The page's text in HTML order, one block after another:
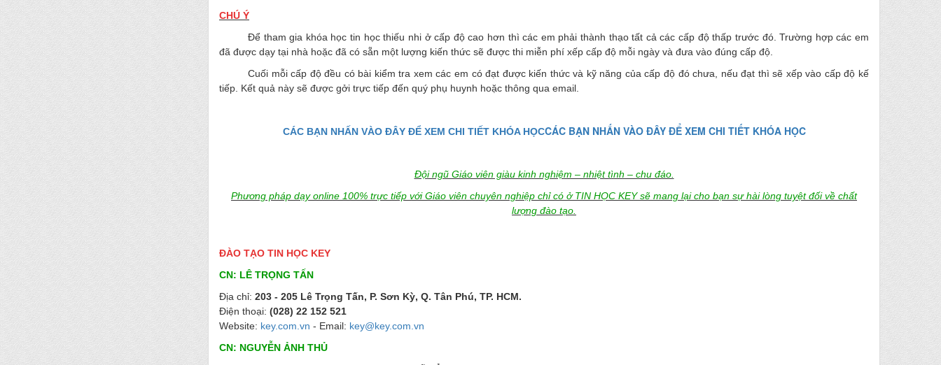
CHÚ Ý
Để tham gia khóa học tin học thiếu nhi ở cấp độ cao hơn thì các em phải thành thạo tất cả các cấp độ thấp trước đó. Trường hợp các em
đã được dạy tại nhà hoặc đã có sẵn một lượng kiến thức sẽ được thi miễn phí xếp cấp độ mỗi ngày và đưa vào đúng cấp độ.
Cuối mỗi cấp độ đều có bài kiểm tra xem các em có đạt được kiến thức và kỹ năng của cấp độ đó chưa, nếu đạt thì sẽ xếp vào cấp độ kế
tiếp. Kết quả này sẽ được gởi trực tiếp đến quý phụ huynh hoặc thông qua email.
CÁC BẠN NHẤN VÀO ĐÂY ĐỂ XEM CHI TIẾT KHÓA HỌCCÁC BẠN NHẤN VÀO ĐÂY ĐỂ XEM CHI TIẾT KHÓA HỌC
Đội ngũ Giáo viên giàu kinh nghiệm – nhiệt tình – chu đáo.
Phương pháp dạy online 100% trực tiếp với Giáo viên chuyên nghiệp chỉ có ở TIN HỌC KEY sẽ mang lại cho bạn sự hài lòng tuyệt đối về chất
lượng đào tạo.
ĐÀO TẠO TIN HỌC KEY
CN: LÊ TRỌNG TẤN
Địa chỉ: 203 - 205 Lê Trọng Tấn, P. Sơn Kỳ, Q. Tân Phú, TP. HCM.
Điện thoại: (028) 22 152 521
Website: key.com.vn - Email: key@key.com.vn
CN: NGUYỄN ẢNH THỦ